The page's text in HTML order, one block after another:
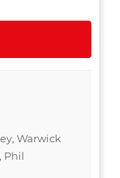
Warwick
Phil